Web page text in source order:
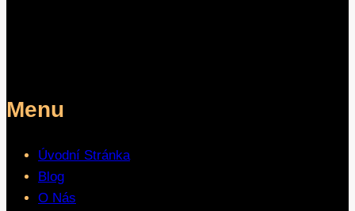
Menu
Úvodní Stránka
Blog
O Nás